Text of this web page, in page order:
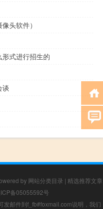
头软件）
式进行招生的
谈
by 网站分类目录 | 精选推荐文章
备05055592号
发邮件到f_fb#foxmail.com说明，我们